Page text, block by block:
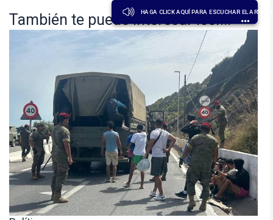
HAGA CLICK AQUÍ PARA ESCUCHAR EL
También te puede interesar leer...